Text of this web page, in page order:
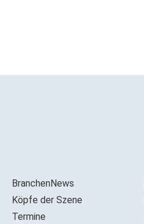
BranchenNews
Köpfe der Szene
Termine